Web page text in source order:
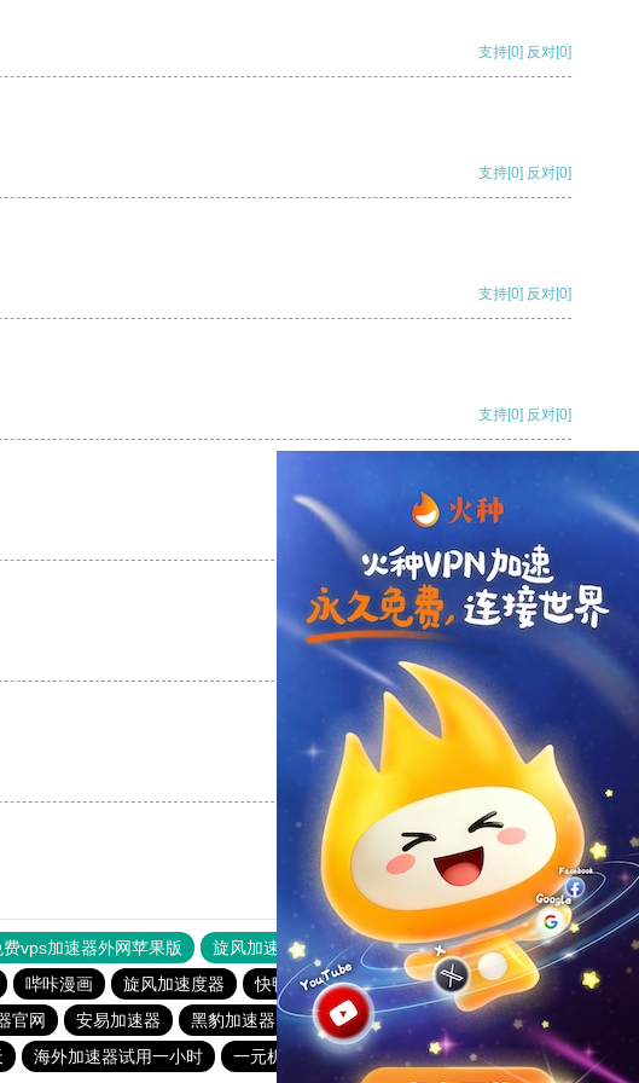
支持[0] 反对[0]
支持[0] 反对[0]
支持[0] 反对[0]
支持[0] 反对[0]
反对
反对[0]
费vps加速器外网苹果版 旋风加速度器
快连加速器
哔咔漫画 旋风加速度器 快鸭官网 旋风加速度器
云梯加速器
官网 安易加速器 黑豹加速器
爬梯子加速器
海外加速器试用一小时 一元机场
旋风加速官网下载